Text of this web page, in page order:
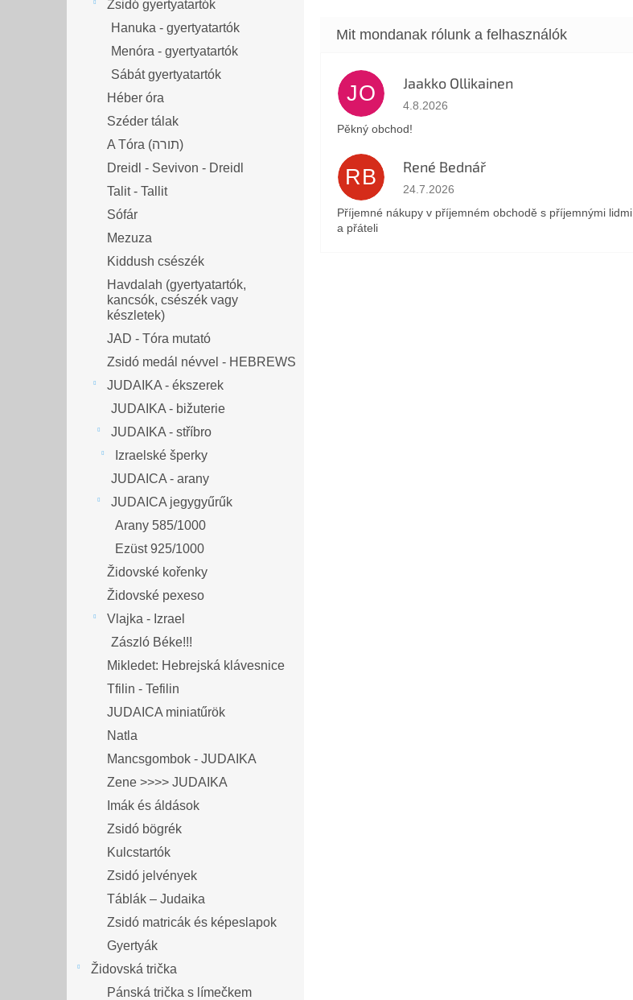
Zsidó gyertyatartók
Hanuka - gyertyatartók
Menóra - gyertyatartók
Sábát gyertyatartók
Héber óra
Széder tálak
A Tóra (תורה)
Dreidl - Sevivon - Dreidl
Talit - Tallit
Sófár
Mezuza
Kiddush csészék
Havdalah (gyertyatartók,
kancsók, csészék vagy
készletek)
JAD - Tóra mutató
Zsidó medál névvel - HEBREWS
JUDAIKA - ékszerek
JUDAIKA - bižuterie
JUDAIKA - stříbro
Izraelské šperky
JUDAICA - arany
JUDAICA jegygyűrűk
Arany 585/1000
Ezüst 925/1000
Židovské kořenky
Židovské pexeso
Vlajka - Izrael
Zászló Béke!!!
Mikledet: Hebrejská klávesnice
Tfilin - Tefilin
JUDAICA miniatűrök
Natla
Mancsgombok - JUDAIKA
Zene >>>> JUDAIKA
Imák és áldások
Zsidó bögrék
Kulcstartók
Zsidó jelvények
Táblák – Judaika
Zsidó matricák és képeslapok
Gyertyák
Židovská trička
Pánská trička s límečkem
JO Jaakko Ollikainen
Az áruház értékelése 5-ből 5 csillag.
4.8.2026
Pěkný obchod!
RB René Bednář
Az áruház értékelése 5-ből 5 csillag.
24.7.2026
Příjemné nákupy v příjemném obchodě s příjemnými lidmi
a přáteli